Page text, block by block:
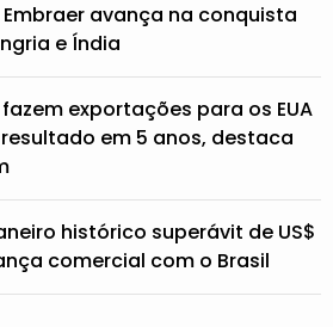
avança na conquista
e Índia
exportações para os EUA
em 5 anos, destaca
histórico superávit de US$
comercial com o Brasil